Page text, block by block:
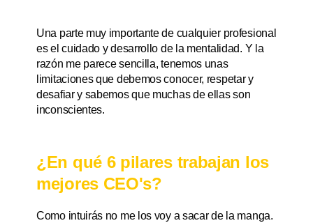
Una parte muy importante de cualquier profesional
es el cuidado y desarrollo de la mentalidad. Y la
razón me parece sencilla, tenemos unas
limitaciones que debemos conocer, respetar y
desafiar y sabemos que muchas de ellas son
inconscientes.
¿En qué 6 pilares trabajan los
mejores CEO's?
Como intuirás no me los voy a sacar de la manga.